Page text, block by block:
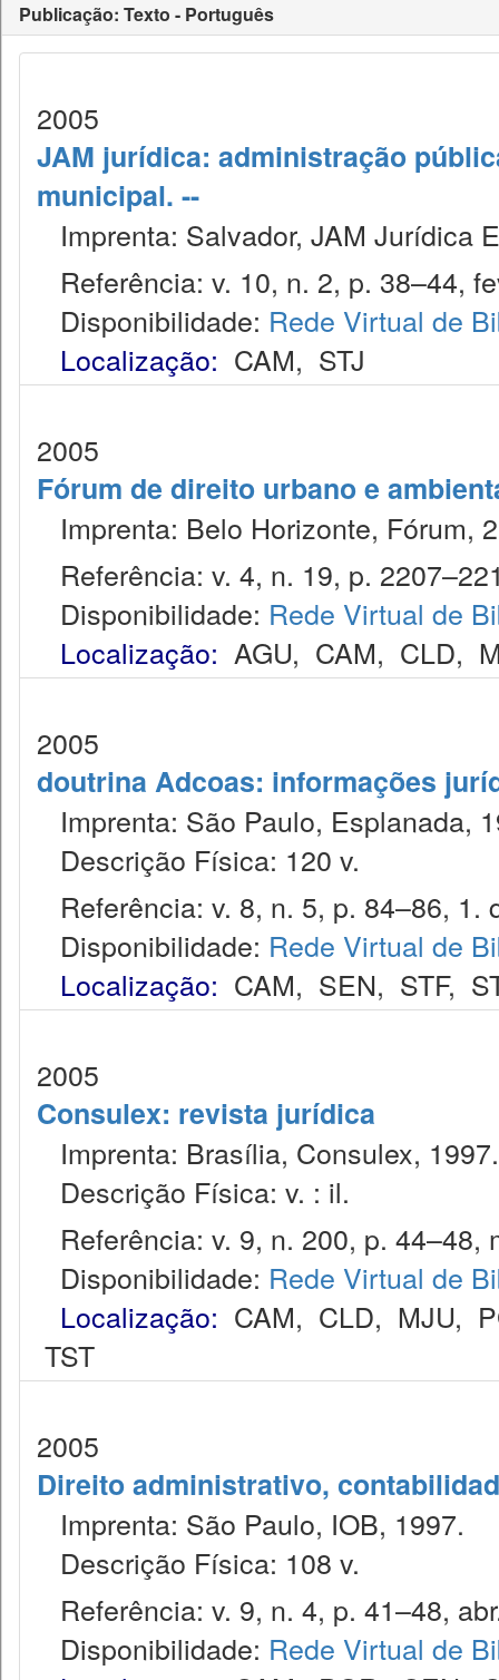
Publicação: Texto - Português
2005
JAM jurídica: administração
municipal. --
Imprenta: Salvador, JAM Jurídica
Referência: v. 10, n. 2, p. 38–44,
Disponibilidade: Rede Virtual de
Localização: CAM, STJ
2005
Fórum de direito urbano e
Imprenta: Belo Horizonte, Fórum,
Referência: v. 4, n. 19, p.
Disponibilidade: Rede Virtual de
Localização: AGU, CAM, CLD,
2005
doutrina Adcoas: informações
Imprenta: São Paulo, Esplanada,
Descrição Física: 120 v.
Referência: v. 8, n. 5, p. 84–86, 1.
Disponibilidade: Rede Virtual de
Localização: CAM, SEN, STF,
2005
Consulex: revista jurídica
Imprenta: Brasília, Consulex, 1997.
Descrição Física: v. : il.
Referência: v. 9, n. 200, p. 44–48,
Disponibilidade: Rede Virtual de
Localização: CAM, CLD, MJU,
TST
2005
Direito administrativo,
Imprenta: São Paulo, IOB, 1997.
Descrição Física: 108 v.
Referência: v. 9, n. 4, p. 41–48,
Disponibilidade: Rede Virtual de